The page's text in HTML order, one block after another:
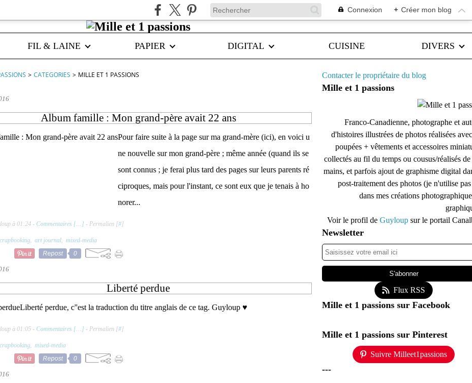
Connexion + Créer mon blog
FIL & LAINE PAPIER DIGITAL CUISINE DIVERS
> CATEGORIES > MILLE ET 1 PASSIONS
Album famille : Mon grand-père avait 22 ans
Pour faire suite à la page sur ma grand-mère (ici), en voici u
ne nouvelle sur mon grand-père ; même année (quand ils se
sont connus ; je ferai plus tard des pages sur leurs parents ré
ciproques, mais pour l'instant, ce sont eux que je tenais à ho
norer...
à 01:24 - Commentaires [… ] - Permalien [#]
, art journal, mixed-media
Repost
0
Liberté perdue
Liberté perdue, c''est la traduction du titre anglais de ce tag. Guyloup ♥
à 01:05 - Commentaires [… ] - Permalien [#]
, mixed-media
Repost
0
Contacter le propriétaire du blog
Mille et 1 passions
Franco-Canadienne, photographe et
d'histoires illustrées de photos réalisées
poupées + vêtements et accessoires
collectés au fil du temps ou cousus/réalisés de
mains, et parfois ajout de graphisme digital
post-traitement des photos (je n'utilise
dans mes créations
Voir le profil de Guyloup sur le portail
Newsletter
Flux RSS
Mille et 1 passions sur Facebook
Mille et 1 passions sur Pinterest
Suivre Milleet1passions
---